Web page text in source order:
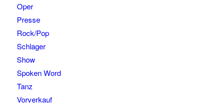
Oper
Presse
Rock/Pop
Schlager
Show
Spoken Word
Tanz
Vorverkauf